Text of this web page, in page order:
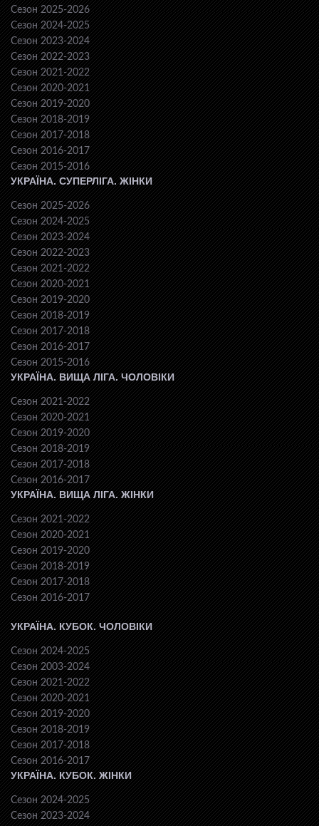
Сезон 2025-2026
Сезон 2024-2025
Сезон 2023-2024
Сезон 2022-2023
Сезон 2021-2022
Сезон 2020-2021
Сезон 2019-2020
Сезон 2018-2019
Сезон 2017-2018
Сезон 2016-2017
Сезон 2015-2016
УКРАЇНА. СУПЕРЛІГА. ЖІНКИ
Сезон 2025-2026
Сезон 2024-2025
Сезон 2023-2024
Сезон 2022-2023
Сезон 2021-2022
Сезон 2020-2021
Сезон 2019-2020
Сезон 2018-2019
Сезон 2017-2018
Сезон 2016-2017
Сезон 2015-2016
УКРАЇНА. ВИЩА ЛІГА. ЧОЛОВІКИ
Сезон 2021-2022
Сезон 2020-2021
Сезон 2019-2020
Сезон 2018-2019
Сезон 2017-2018
Сезон 2016-2017
УКРАЇНА. ВИЩА ЛІГА. ЖІНКИ
Сезон 2021-2022
Сезон 2020-2021
Сезон 2019-2020
Сезон 2018-2019
Сезон 2017-2018
Сезон 2016-2017
УКРАЇНА. КУБОК. ЧОЛОВІКИ
Сезон 2024-2025
Сезон 2003-2024
Сезон 2021-2022
Сезон 2020-2021
Сезон 2019-2020
Сезон 2018-2019
Сезон 2017-2018
Сезон 2016-2017
УКРАЇНА. КУБОК. ЖІНКИ
Сезон 2024-2025
Сезон 2023-2024